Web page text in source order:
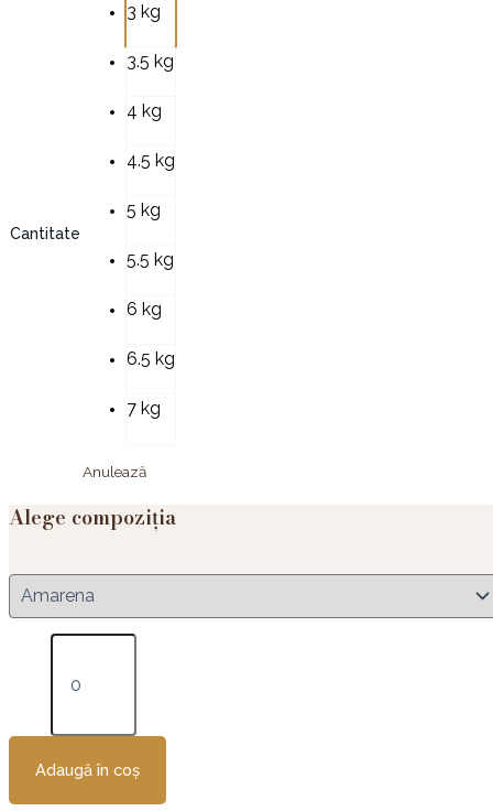
Cantitate
3 kg
3.5 kg
4 kg
4.5 kg
5 kg
5.5 kg
6 kg
6.5 kg
7 kg
Anulează
Alege compoziția
Adaugă în coș